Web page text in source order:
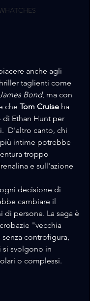
anche agli
taglienti come
Bond, ma con
che Tom Cruise ha
Ethan Hunt per
D'altro canto, chi
intime potrebbe
troppo
e sull'azione
decisione di
cambiare il
persone. La saga è
"vecchia
controfigura,
svolgono in
o complessi.